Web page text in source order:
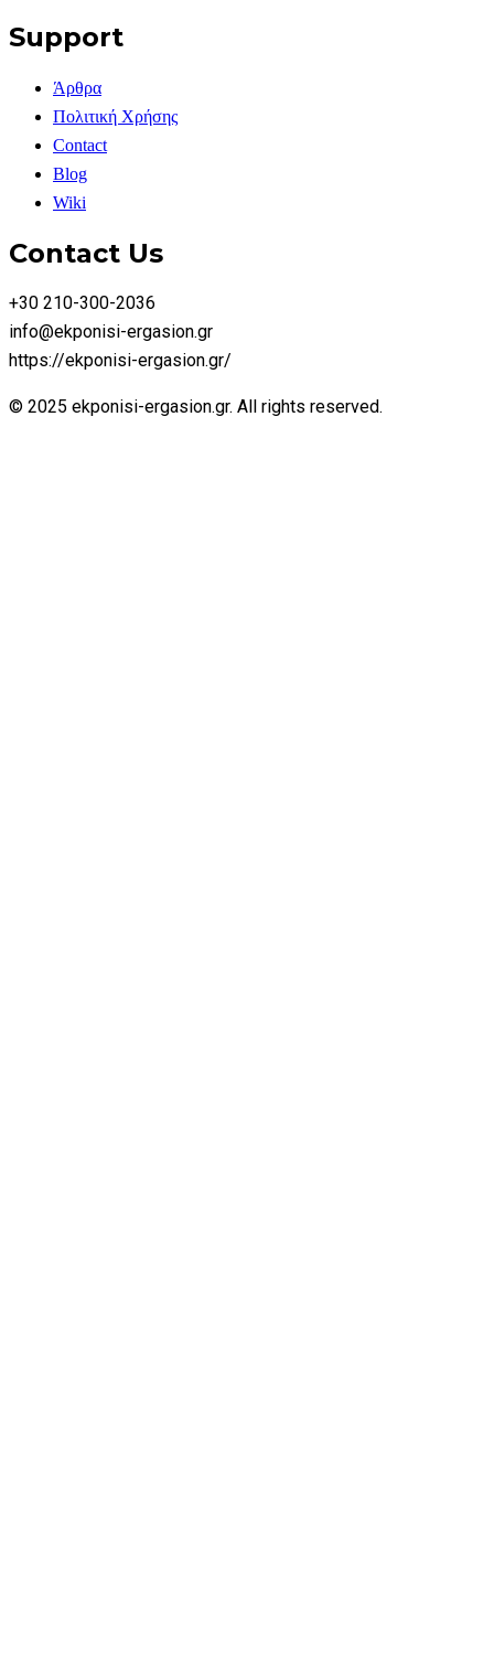
Support
Άρθρα
Πολιτική Χρήσης
Contact
Blog
Wiki
Contact Us
+30 210-300-2036
info@ekponisi-ergasion.gr
https://ekponisi-ergasion.gr/
© 2025 ekponisi-ergasion.gr. All rights reserved.